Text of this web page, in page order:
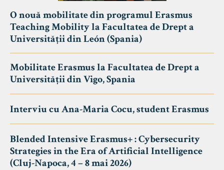
O nouă mobilitate din programul Erasmus
Teaching Mobility la Facultatea de Drept a
Universității din León (Spania)
Mobilitate Erasmus la Facultatea de Drept a
Universității din Vigo, Spania
Interviu cu Ana-Maria Cocu, student Erasmus
Blended Intensive Erasmus+ : Cybersecurity
Strategies in the Era of Artificial Intelligence
(Cluj-Napoca, 4 – 8 mai 2026)